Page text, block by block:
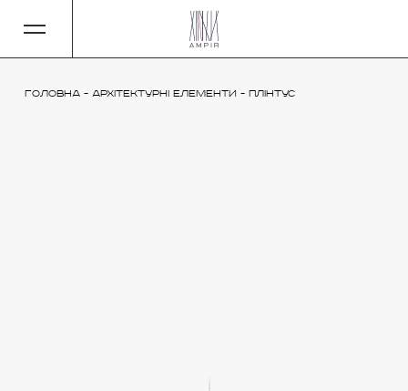
Головна- Архітектурні елементи - Плінтус